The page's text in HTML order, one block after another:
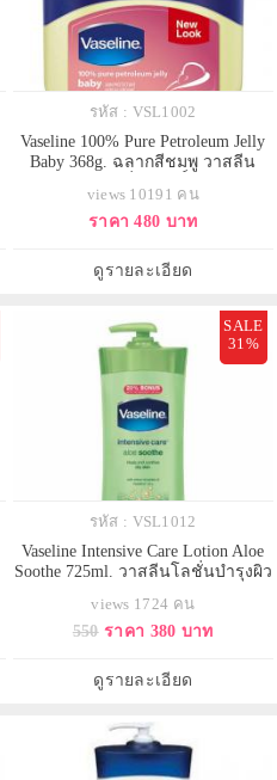
รหัส : VSL1002
Vaseline 100% Pure Petroleum Jelly
Baby 368g. ฉลากสีชมพู วาสลีน
อ่อนโยนใช้ได้แม้กระทั้งเด็กทารก
แรกเกิด ให้คุณมั่นใจว่าไม่มีอาการ
ชื่นไว้เพื่อปกป้องและช่วยบำรุงผิว
ลดริ้วรอยความแห
views 10191 คน
ราคา 480 บาท
ดูรายละเอียด
SALE
31%
รหัส : VSL1012
Vaseline Intensive Care Lotion Aloe
Soothe 725ml. วาสลีนโลชั่นบำรุงผิว
อเมริกา อุดมด้วยสารสกัดจากว่าน
หางจระเข้บริสุทธิ์ ช่วยฟื้นบำรุงผิว
ชุ่มชื้นตลอดวัน บรรเทาอาการแห้ง
กร้านของผิวจา
views 1724 คน
550 ราคา 380 บาท
ดูรายละเอียด